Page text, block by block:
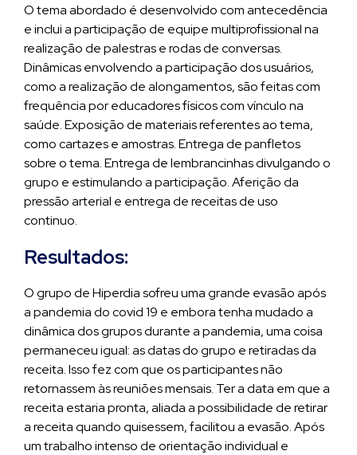
O tema abordado é desenvolvido com antecedência
e inclui a participação de equipe multiprofissional na
realização de palestras e rodas de conversas.
Dinâmicas envolvendo a participação dos usuários,
como a realização de alongamentos, são feitas com
frequência por educadores físicos com vínculo na
saúde. Exposição de materiais referentes ao tema,
como cartazes e amostras. Entrega de panfletos
sobre o tema. Entrega de lembrancinhas divulgando o
grupo e estimulando a participação. Aferição da
pressão arterial e entrega de receitas de uso
continuo.
Resultados:
O grupo de Hiperdia sofreu uma grande evasão após
a pandemia do covid 19 e embora tenha mudado a
dinâmica dos grupos durante a pandemia, uma coisa
permaneceu igual: as datas do grupo e retiradas da
receita. Isso fez com que os participantes não
retornassem às reuniões mensais. Ter a data em que a
receita estaria pronta, aliada a possibilidade de retirar
a receita quando quisessem, facilitou a evasão. Após
um trabalho intenso de orientação individual e